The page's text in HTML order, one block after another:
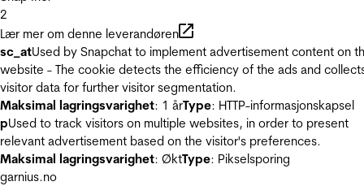
2
Lær mer om denne leverandøren
sc_atUsed by Snapchat to implement advertisement content on
website - The cookie detects the efficiency of the ads and
visitor data for further visitor segmentation.
Maksimal lagringsvarighet: 1 årType: HTTP-informasjonskapsel
pUsed to track visitors on multiple websites, in order to present
relevant advertisement based on the visitor's preferences.
Maksimal lagringsvarighet: ØktType: Pikselsporing
garnius.no